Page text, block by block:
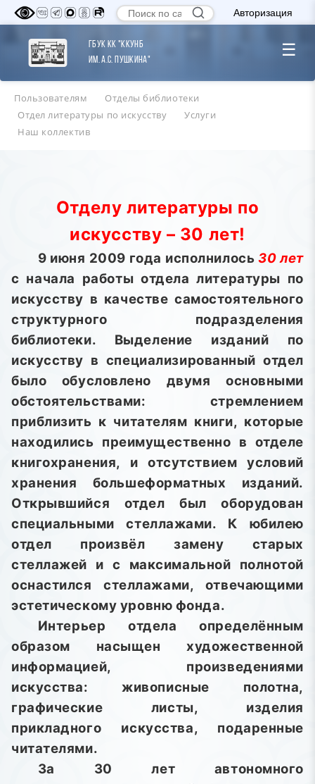
Авторизация
ГБУК КК "ККУНБ
им. А.С. Пушкина"
☰
Пользователям
Отделы библиотеки
Отдел литературы по искусству
Услуги
Наш коллектив
Отделу литературы по
искусству – 30 лет!
9 июня 2009 года исполнилось30 лет
с начала работы отдела литературы по
искусству в качестве самостоятельного
структурного подразделения
библиотеки. Выделение изданий по
искусству в специализированный отдел
было обусловлено двумя основными
обстоятельствами: стремлением
приблизить к читателям книги, которые
находились преимущественно в отделе
книгохранения, и отсутствием условий
хранения большеформатных изданий.
Открывшийся отдел был оборудован
специальными стеллажами. К юбилею
отдел произвёл замену старых
стеллажей и с максимальной полнотой
оснастился стеллажами, отвечающими
эстетическому уровню фонда.
Интерьер отдела определённым
образом насыщен художественной
информацией, произведениями
искусства: живописные полотна,
графические листы, изделия
прикладного искусства, подаренные
читателями.
За 30 лет автономного